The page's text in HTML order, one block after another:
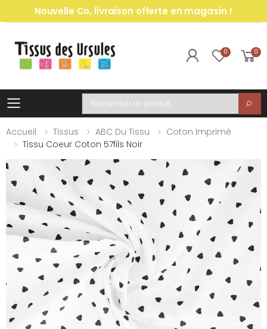
Nouvelle Co, livraison offerte en magasin !
0 0
Toggle mobile menu
Recherche
Accueil
Tissus ABC Du Tissu
Coton Imprimé
Tissu Coeur Coton 57fils Noir